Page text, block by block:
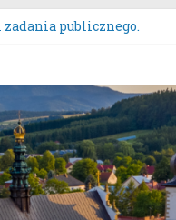
publicznego.
Województwa
zadania
zmiany „Miejscowego